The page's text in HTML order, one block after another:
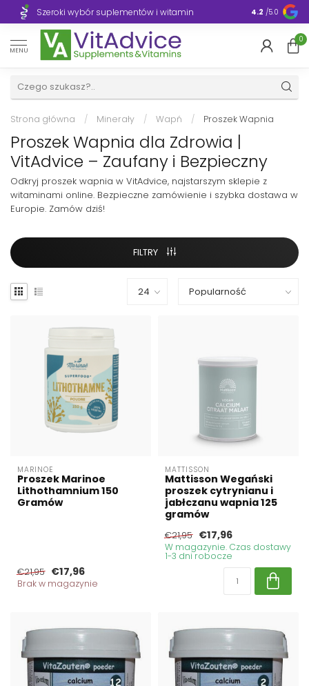
Szeroki wybór suplementów i witamin 4.2 /5.0
MENU
0
Strona główna / Minerały / Wapń / Proszek Wapnia
Proszek Wapnia dla Zdrowia |
VitAdvice – Zaufany i Bezpieczny
Odkryj proszek wapnia w VitAdvice, najstarszym sklepie z
witaminami online. Bezpieczne zamówienie i szybka dostawa w
Europie. Zamów dziś!
FILTRY
MARINOE
Proszek Marinoe
Lithothamnium 150
Gramów
€21,95 €17,96
Brak w magazynie
MATTISSON
Mattisson Wegański
proszek cytrynianu i
jabłczanu wapnia 125
gramów
€21,95 €17,96
W magazynie. Czas dostawy
1-3 dni robocze